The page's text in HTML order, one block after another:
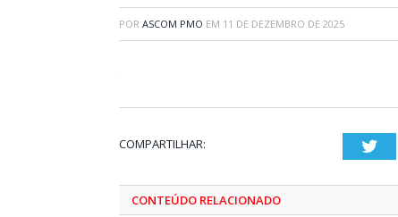
POR ASCOM PMO EM 11 DE DEZEMBRO DE 2025
COMPARTILHAR:
CONTEÚDO RELACIONADO